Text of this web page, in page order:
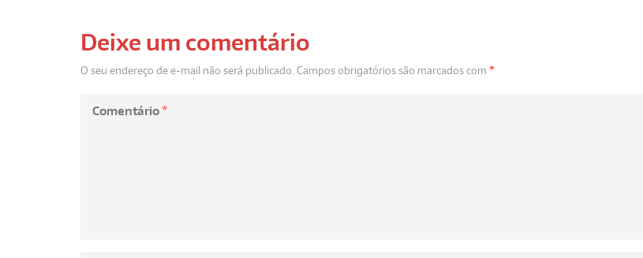
Deixe um comentário
O seu endereço de e-mail não será publicado. Campos obrigatórios são marcados com *
Comentário*